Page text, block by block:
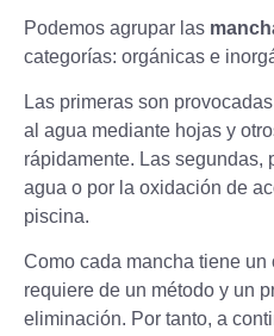
Podemos agrupar las
categorías: orgánicas e
Las primeras son
al agua mediante hojas y
rápidamente. Las segundas,
agua o por la oxidación de
piscina.
Como cada mancha tiene
requiere de un método y un
eliminación. Por tanto, a